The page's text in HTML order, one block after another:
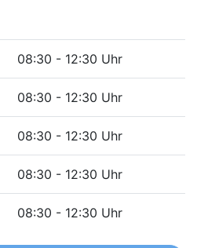
08:30 - 12:30 Uhr
08:30 - 12:30 Uhr
08:30 - 12:30 Uhr
08:30 - 12:30 Uhr
08:30 - 12:30 Uhr